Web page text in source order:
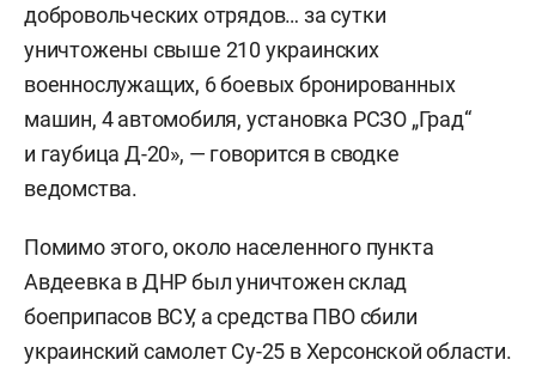
добровольческих отрядов… за сутки
уничтожены свыше 210 украинских
военнослужащих, 6 боевых бронированных
машин, 4 автомобиля, установка РСЗО „Град“
и гаубица Д-20», — говорится в сводке
ведомства.
Помимо этого, около населенного пункта
Авдеевка в ДНР был уничтожен склад
боеприпасов ВСУ, а средства ПВО сбили
украинский самолет Су-25 в Херсонской области.